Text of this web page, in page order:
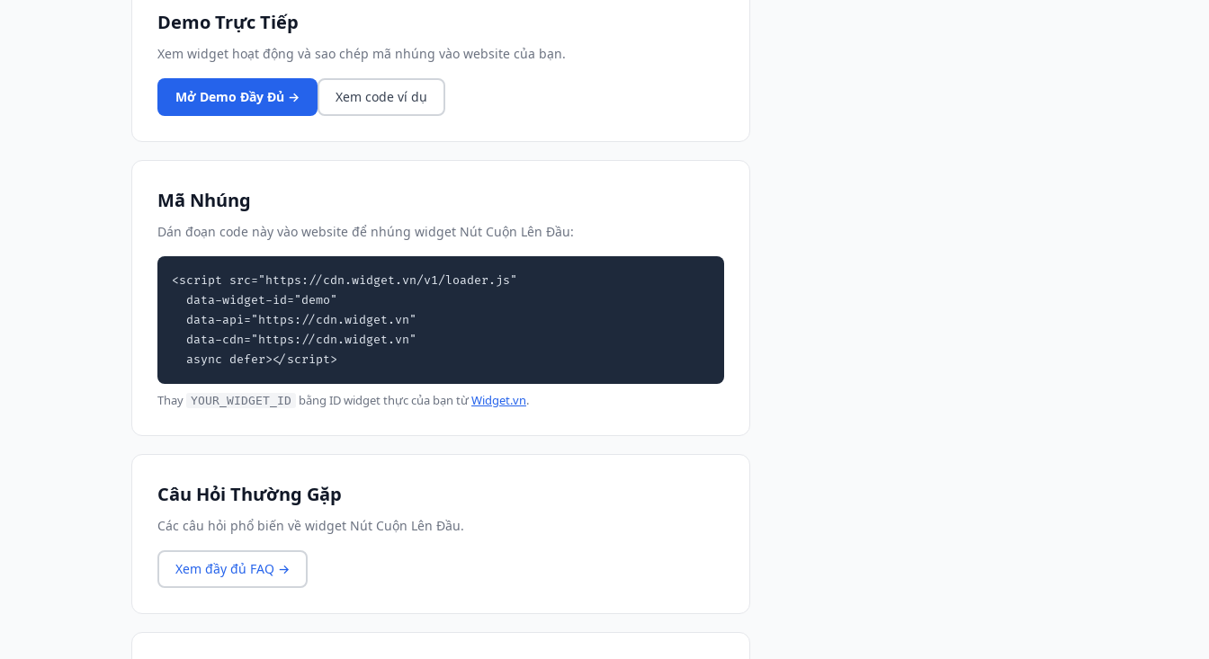
Demo Trực Tiếp
Xem widget hoạt động và sao chép mã nhúng vào website của bạn.
Mở Demo Đầy Đủ → Xem code ví dụ
Mã Nhúng
Dán đoạn code này vào website để nhúng widget Nút Cuộn Lên Đầu:
<script src="https://cdn.widget.vn/v1/loader.js"
  async defer></script>
Thay YOUR_WIDGET_ID bằng ID widget thực của bạn từWidget.vn.
Câu Hỏi Thường Gặp
Các câu hỏi phổ biến về widget Nút Cuộn Lên Đầu.
Xem đầy đủ FAQ →